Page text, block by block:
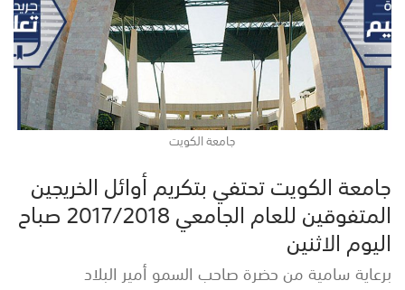
جامعة الكويت
جامعة الكويت تحتفي بتكريم أوائل الخريجين
المتفوقين للعام الجامعي 2017/2018 صباح
اليوم الاثنين
برعاية سامية من حضرة صاحب السمو أمير البلاد